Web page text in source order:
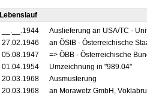
Lebenslauf
__.__.1944
Auslieferung an USA/TC -
27.02.1946
an ÖStB - Österreichische
05.08.1947
=> ÖBB - Österreichische
01.04.1954
Umzeichnung in "989.04"
20.03.1968
Ausmusterung
20.03.1968
an Morawetz GmbH,